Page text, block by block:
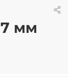
мм